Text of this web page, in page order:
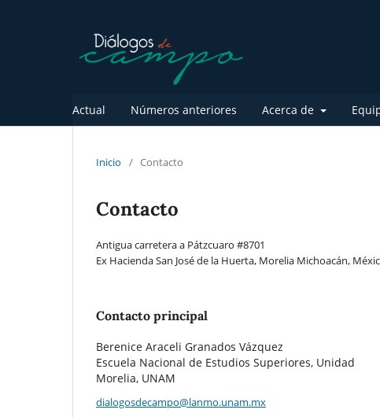
Actual Números anteriores Acerca de
Inicio / Contacto
Contacto
Antigua carretera a Pátzcuaro #8701
Ex Hacienda San José de la Huerta, Morelia Michoacán,
Contacto principal
Berenice Araceli Granados Vázquez
Escuela Nacional de Estudios Superiores, Unidad
Morelia, UNAM
dialogosdecampo@lanmo.unam.mx